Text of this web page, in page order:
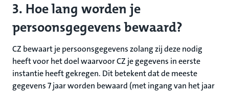
3. Hoe lang worden je
persoonsgegevens bewaard?
CZ bewaart je persoonsgegevens zolang zij deze nodig
heeft voor het doel waarvoor CZ je gegevens in eerste
instantie heeft gekregen. Dit betekent dat de meeste
gegevens 7 jaar worden bewaard (met ingang van het jaar